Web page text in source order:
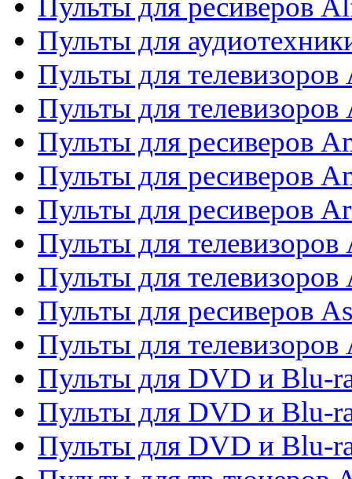
Пульты для ресиверов
Пульты для
Пульты для
Пульты для
Пульты для ресиверов
Пульты для ресиверов
Пульты для ресиверов
Пульты для
Пульты для телевизоров
Пульты для ресиверов
Пульты для телевизоров
Пульты для DVD и Blu-
Пульты для DVD и Blu-
Пульты для DVD и Blu-